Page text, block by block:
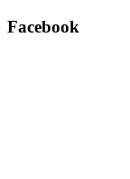
Facebook